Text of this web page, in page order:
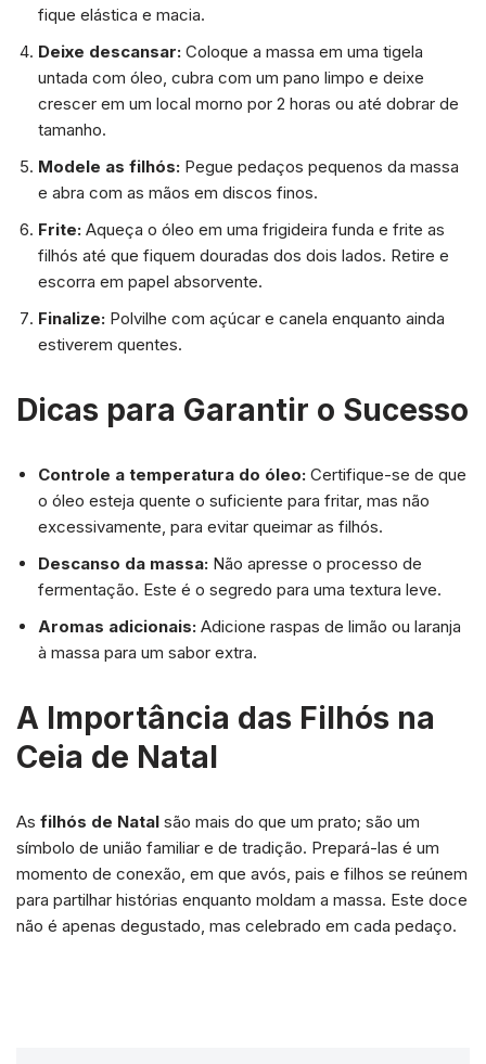
fique elástica e macia.
Deixe descansar: Coloque a massa em uma tigela
untada com óleo, cubra com um pano limpo e deixe
crescer em um local morno por 2 horas ou até dobrar de
tamanho.
Modele as filhós: Pegue pedaços pequenos da massa
e abra com as mãos em discos finos.
Frite: Aqueça o óleo em uma frigideira funda e frite as
filhós até que fiquem douradas dos dois lados. Retire e
escorra em papel absorvente.
Finalize: Polvilhe com açúcar e canela enquanto ainda
estiverem quentes.
Dicas para Garantir o Sucesso
Controle a temperatura do óleo: Certifique-se de que
o óleo esteja quente o suficiente para fritar, mas não
excessivamente, para evitar queimar as filhós.
Descanso da massa: Não apresse o processo de
fermentação. Este é o segredo para uma textura leve.
Aromas adicionais: Adicione raspas de limão ou laranja
à massa para um sabor extra.
A Importância das Filhós na
Ceia de Natal
As filhós de Natal são mais do que um prato; são um
símbolo de união familiar e de tradição. Prepará-las é um
momento de conexão, em que avós, pais e filhos se reúnem
para partilhar histórias enquanto moldam a massa. Este doce
não é apenas degustado, mas celebrado em cada pedaço.